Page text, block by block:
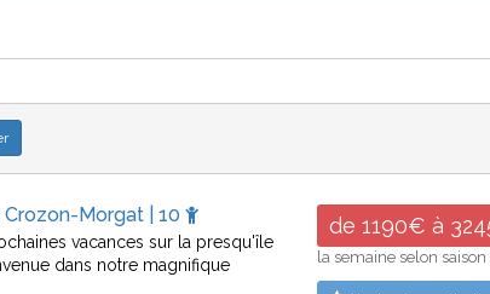
Crozon-Morgat | 10
vacances sur la presqu'île
dans notre magnifique
de 1190€ à
la semaine selon saison